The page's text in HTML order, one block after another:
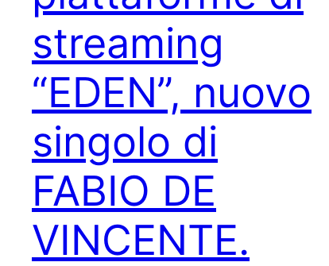
streaming
“EDEN”, nuovo
singolo di
FABIO DE
VINCENTE.